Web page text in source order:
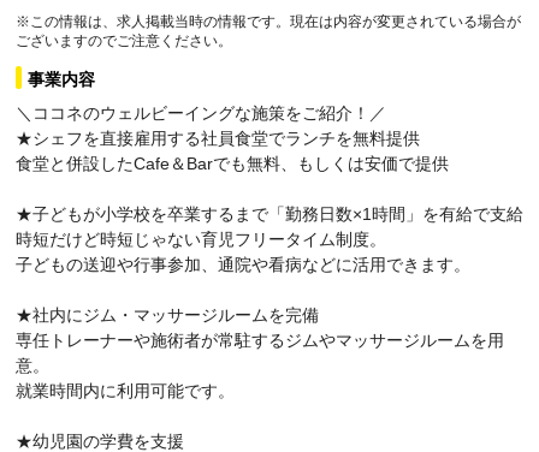
※この情報は、求人掲載当時の情報です。現在は内容が変更されている場合が
ございますのでご注意ください。
事業内容
＼ココネのウェルビーイングな施策をご紹介！／
★シェフを直接雇用する社員食堂でランチを無料提供
食堂と併設したCafe＆Barでも無料、もしくは安価で提供
★子どもが小学校を卒業するまで「勤務日数×1時間」を有給で支給
時短だけど時短じゃない育児フリータイム制度。
子どもの送迎や行事参加、通院や看病などに活用できます。
★社内にジム・マッサージルームを完備
専任トレーナーや施術者が常駐するジムやマッサージルームを用
意。
就業時間内に利用可能です。
★幼児園の学費を支援